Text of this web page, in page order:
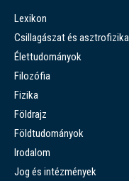
Lexikon
Csillagászat és asztrofizika
Élettudományok
Filozófia
Fizika
Földrajz
Földtudományok
Irodalom
Jog és intézmények